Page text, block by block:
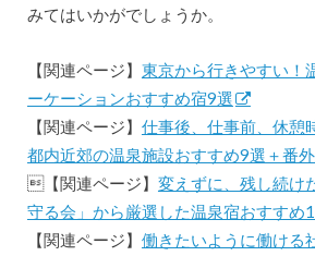
みてはいかがでしょうか。
【関連ページ】 東京から行きやすい！
ーケーションおすすめ宿9選
【関連ページ】 仕事後、仕事前、休憩
都内近郊の温泉施設おすすめ9選＋番
【関連ページ】 変えずに、残し続け
守る会」から厳選した温泉宿おすすめ
【関連ページ】 働きたいように働ける